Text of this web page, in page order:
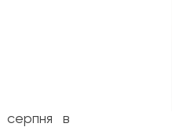
серпня в